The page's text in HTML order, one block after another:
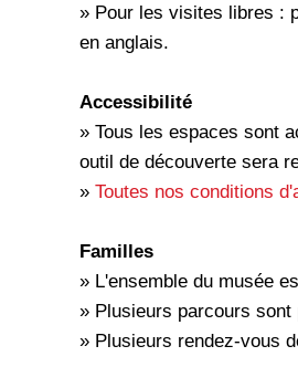
» Pour les visites libres :
en anglais.
Accessibilité
» Tous les espaces sont
outil de découverte sera
» Toutes nos conditions
Familles
» L'ensemble du musée
» Plusieurs parcours
» Plusieurs rendez-vous